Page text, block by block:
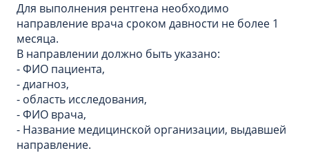
Для выполнения рентгена необходимо
направление врача сроком давности не более 1
месяца.
В направлении должно быть указано:
- ФИО пациента,
- диагноз,
- область исследования,
- ФИО врача,
- Название медицинской организации, выдавшей
направление.